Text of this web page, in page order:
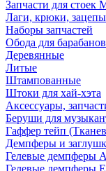
Запчасти для стоек
Лаги, крюки,
Наборы запчастей
Обода для барабанов
Деревянные
Литые
Штампованные
Штоки для хай-хэта
Аксессуары,
Беруши для
Гаффер тейп
Демпферы и
Гелевые демпферы
Гелевые демпферы